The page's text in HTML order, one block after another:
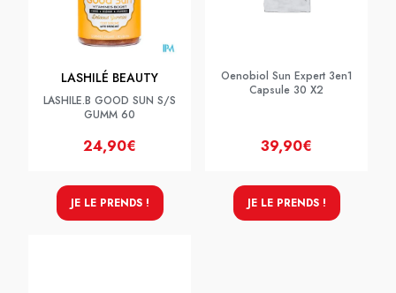
LASHILÉ BEAUTY
LASHILE.B GOOD SUN S/S
GUMM 60
24,90€
JE LE PRENDS !
Oenobiol Sun Expert 3en1
Capsule 30 X2
39,90€
JE LE PRENDS !